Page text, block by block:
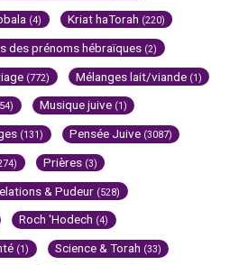
(4) Kriat haTorah (220)
des prénoms hébraïques (2)
(772) Mélanges lait/viande (1)
Musique juive (1)
(131) Pensée Juive (3087)
Prières (3)
& Pudeur (528)
Roch 'Hodech (4)
(1) Science & Torah (33)